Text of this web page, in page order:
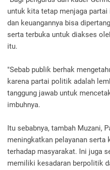
untuk kita tetap menjaga
dan keuangannya bisa
serta terbuka untuk diakses
itu.
"Sebab publik berhak
karena partai politik adalah
tanggung jawab untuk
imbuhnya.
Itu sebabnya, tambah Muzani,
meningkatkan pelayanan serta
terhadap masyarakat. Ini juga
memiliki kesadaran berpolitik